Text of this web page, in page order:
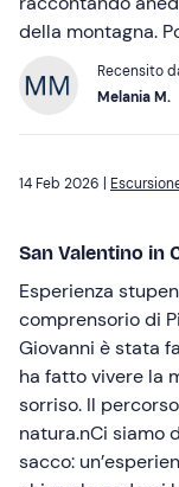
della montagna.
Recensito
Melania M.
14 Feb 2026 |
San Valentino in
Esperienza
comprensorio di
Giovanni è stata
ha fatto vivere la
sorriso. Il
natura.nCi siamo
sacco: